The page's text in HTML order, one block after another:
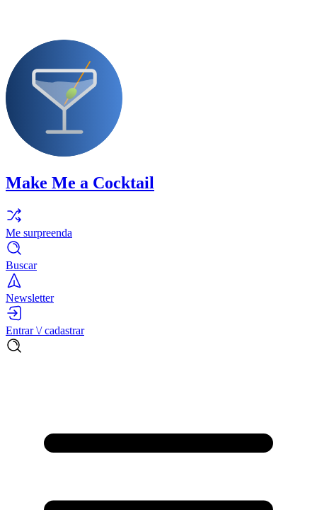
Make Me a Cocktail
Me surpreenda
Buscar
Newsletter
Entrar \/ cadastrar